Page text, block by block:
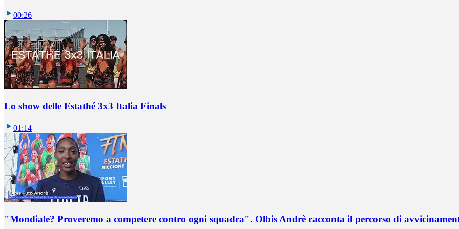
00:26
Lo show delle Estathé 3x3 Italia Finals
01:14
"Mondiale? Proveremo a competere contro ogni squadra". Olbis Andrè racconta il percorso di